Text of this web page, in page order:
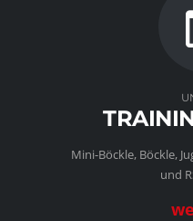
Mini-Böckle, Böckle,
und